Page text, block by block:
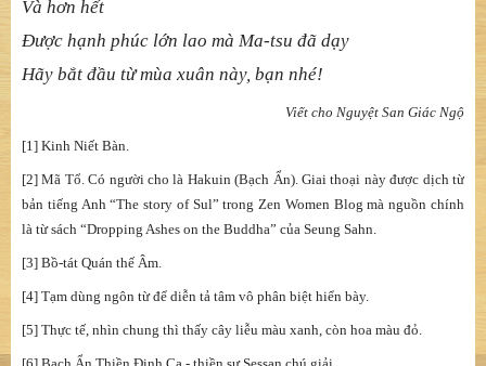
Niệm Phật và tham thiền
Ngay từ mùa xuân này
Thật miên mật và miên mật
Tiếng gà gỗ gáy vào buổi tối
Như tiếng vỗ một bàn tay
Sẽ hiểu được những gì Sul làm
Được hạnh phúc lớn lao mà Ma-tsu đã dạy
Hãy bắt đầu từ mùa xuân này, bạn nhé!